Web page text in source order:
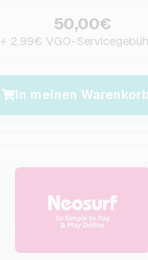
50,00€
+ 2,99€ VGO-
In meinen Warenkorb